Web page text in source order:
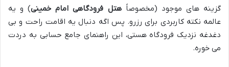
گزینه های موجود (مخصوصاًهتل فرودگاهی امام خمینی) و یه
عالمه نکته کاربردی برای رزرو. پس اگه دنبال یه اقامت راحت و بی
دغدغه نزدیک فرودگاه هستی، این راهنمای جامع حسابی به دردت
می خوره.